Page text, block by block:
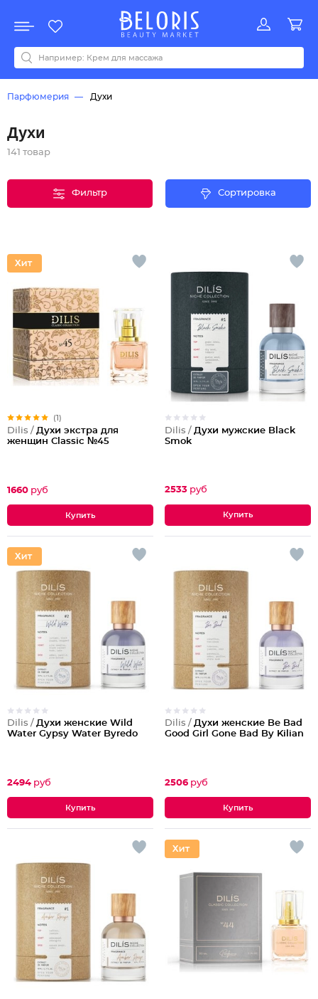
Акции
Все бренды
0-9ABCDEFGHIJKLMNOPQRSTUVWYZАБВДЗИМОКЛНПРСТУФ
Парфюмерия Духи
Духи
141 товар
Фильтр Сортировка
(1)
Dilis / Духи экстра для
женщин Classic №45
1660 руб
Dilis / Духи мужские Black
Smok
2533 руб
Dilis / Духи женские Wild
Water Gypsy Water Byredo
2494 руб
Dilis / Духи женские Be Bad
Good Girl Gone Bad By Kilian
2506 руб